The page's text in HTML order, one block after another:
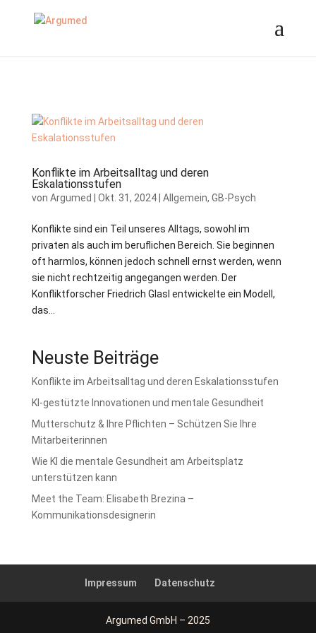
Konflikte im Arbeitsalltag und deren
Eskalationsstufen
von Argumed Okt. 31, 2024| Allgemein, GB-Psych
Konflikte sind ein Teil unseres Alltags, sowohl im
privaten als auch im beruflichen Bereich. Sie beginnen
oft harmlos, können jedoch schnell ernst werden, wenn
sie nicht rechtzeitig angegangen werden. Der
Konfliktforscher Friedrich Glasl entwickelte ein Modell,
das...
Neuste Beiträge
Konflikte im Arbeitsalltag und deren Eskalationsstufen
KI-gestützte Innovationen und mentale Gesundheit
Mutterschutz & Ihre Pflichten – Schützen Sie Ihre
Mitarbeiterinnen
Wie KI die mentale Gesundheit am Arbeitsplatz
unterstützen kann
Meet the Team: Elisabeth Brezina –
Kommunikationsdesignerin
Impressum Datenschutz
Argumed GmbH – 2025